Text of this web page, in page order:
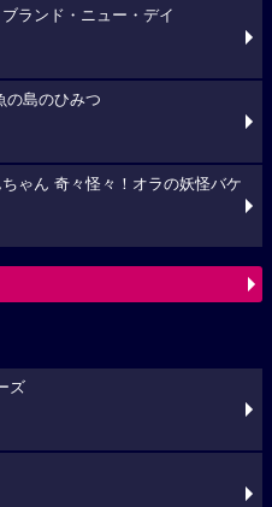
ランド・ニュー・デイ
島のひみつ
ゃん 奇々怪々！オラの妖怪バケ
ズ